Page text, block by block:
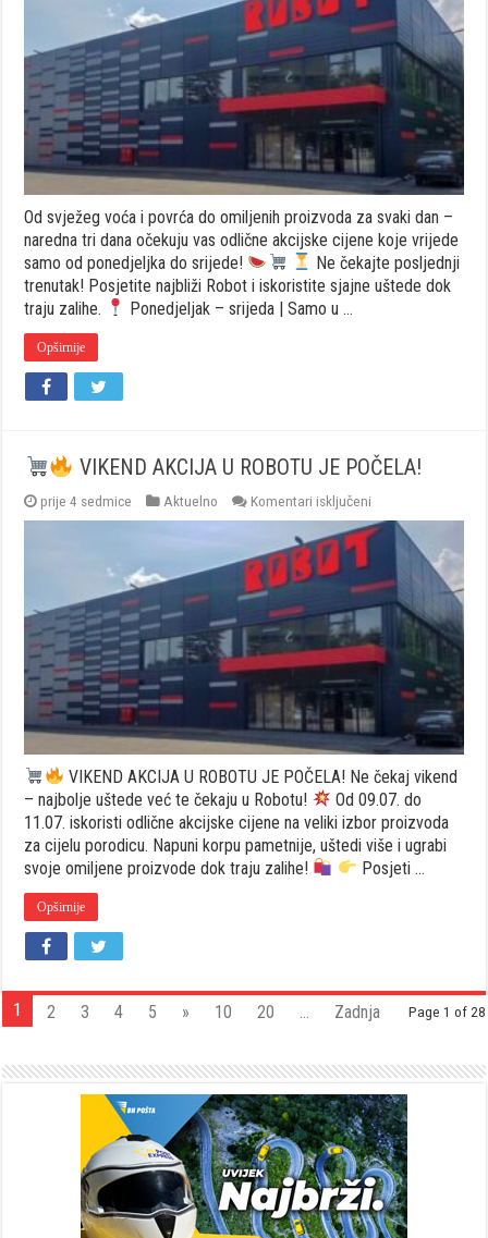
STIGLE…
A
NJIMA
I
PONUDE
U
ROBOTU
KOJE
SE
PROPUŠTAJU!
Od svježeg voća i povrća do omiljenih proizvoda za svaki dan –
naredna tri dana očekuju vas odlične akcijske cijene koje vrijede
samo od ponedjeljka do srijede!
Ne čekajte posljednji
trenutak! Posjetite najbliži Robot i iskoristite sjajne uštede dok
traju zalihe.
Ponedjeljak – srijeda | Samo u …
Opširnije
VIKEND AKCIJA U ROBOTU JE POČELA!
prije 4 sedmice Aktuelno Komentari isključeni
U
ROBOTU
POČELA!
VIKEND AKCIJA U ROBOTU JE POČELA! Ne čekaj vikend
– najbolje uštede već te čekaju u Robotu!
Od 09.07. do
11.07. iskoristi odlične akcijske cijene na veliki izbor proizvoda
za cijelu porodicu. Napuni korpu pametnije, uštedi više i ugrabi
svoje omiljene proizvode dok traju zalihe!
Posjeti …
Opširnije
Page 1 of 28
1 2 3 4 5 » 10 20 Zadnja